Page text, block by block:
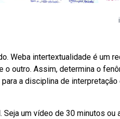
Weba intertextualidade é um
outro. Assim, determina o
a disciplina de
Seja um vídeo de 30 minutos